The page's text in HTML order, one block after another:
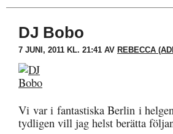
DJ Bobo
7 JUNI, 2011 KL. 21:41 AV REBECCA
Vi var i fantastiska Berlin i
tydligen vill jag helst berätta